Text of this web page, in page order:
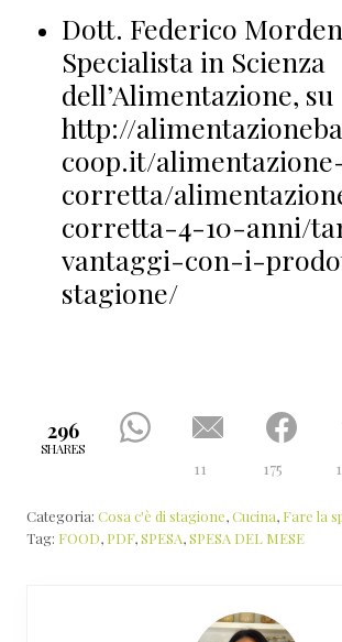
Dott. Federico
Specialista in Scienza
dell’Alimentazione, su
http://
coop.it/
corretta/
corretta-4-10-anni/
vantaggi-con-i-
stagione/
296
SHARES
11 175
Categoria: Cosa c'è di stagione,Cucina, Fare la
Tag: FOOD, PDF,SPESA,SPESA DEL MESE